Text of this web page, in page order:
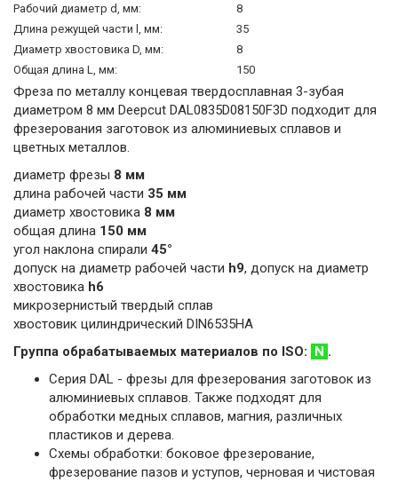
Рабочий диаметр d, мм:
8
Длина режущей части l, мм:
35
Диаметр хвостовика D, мм:
8
Общая длина L, мм:
150
Фреза по металлу концевая твердосплавная 3-зубая
диаметром 8 мм Deepcut DAL0835D08150F3D подходит для
фрезерования заготовок из алюминиевых сплавов и
цветных металлов.
диаметр фрезы 8 мм
длина рабочей части 35 мм
диаметр хвостовика 8 мм
общая длина 150 мм
угол наклона спирали 45°
допуск на диаметр рабочей части h9, допуск на диаметр
хвостовика h6
микрозернистый твердый сплав
хвостовик цилиндрический DIN6535HA
Группа обрабатываемых материалов по ISO: N .
Серия DAL - фрезы для фрезерования заготовок из
алюминиевых сплавов. Также подходят для
обработки медных сплавов, магния, различных
пластиков и дерева.
Схемы обработки: боковое фрезерование,
фрезерование пазов и уступов, черновая и чистовая